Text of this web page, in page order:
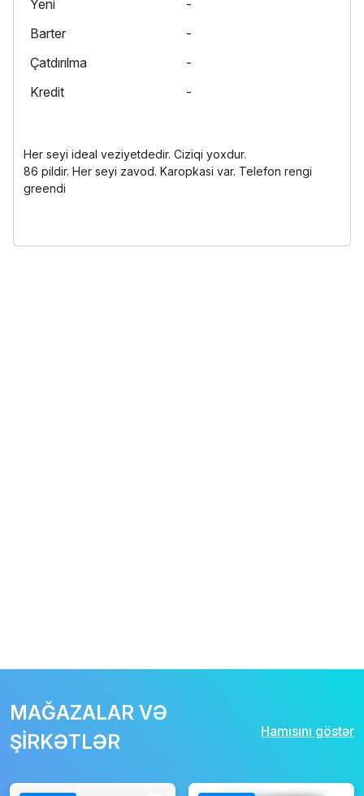
Yeni
-
Barter
-
Çatdırılma
-
Kredit
-
Her seyi ideal veziyetdedir. Ciziqi yoxdur.
86 pildir. Her seyi zavod. Karopkasi var. Telefon rengi
greendi
MAĞAZALAR VƏ
ŞİRKƏTLƏR
Hamısını göstər